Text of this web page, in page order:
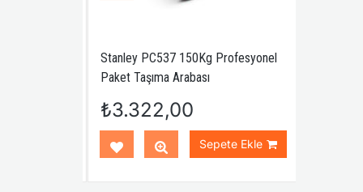
Stanley PC537 150Kg Profesyonel
Paket Taşıma Arabası
₺3.322,00
Sepete Ekle